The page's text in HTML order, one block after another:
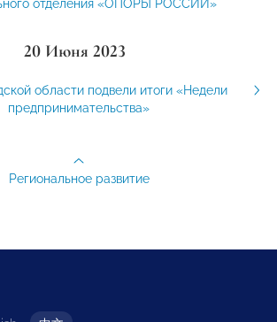
отделения «ОПОРЫ РОССИИ»
20 Июня 2023
области подвели итоги «Недели
предпринимательства»
Региональное развитие